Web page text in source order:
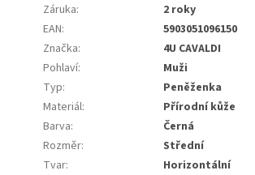
Záruka:
2 roky
EAN:
5903051096150
Značka:
4U CAVALDI
Pohlaví:
Muži
Typ:
Peněženka
Materiál:
Přírodní kůže
Barva:
Černá
Rozměr:
Střední
Tvar:
Horizontální